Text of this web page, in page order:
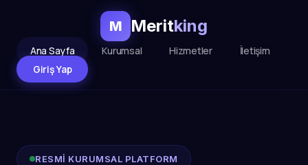
M Meritking
Ana Sayfa Kurumsal Hizmetler
İletişim
Giriş Yap
RESMİ KURUMSAL PLATFORM